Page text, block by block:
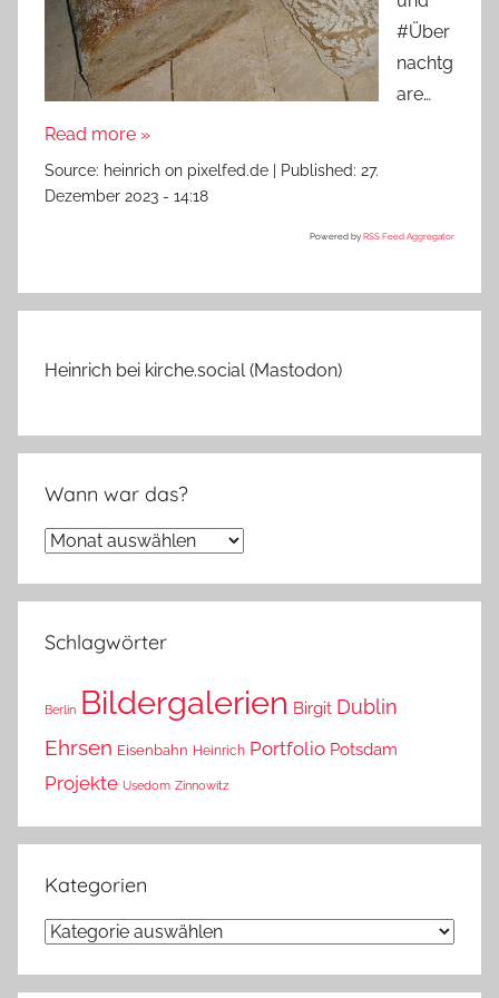
#Über
nachtg
are…
Read more »
Source: heinrich on pixelfed.de Published: 27.
Dezember 2023 - 14:18
Powered by RSS Feed Aggregator
Heinrich bei kirche.social (Mastodon)
Wann war das?
Wann
das?
Schlagwörter
Berlin Bildergalerien Birgit Dublin
Ehrsen Eisenbahn Heinrich Portfolio Potsdam
Projekte Usedom Zinnowitz
Kategorien
Kategorien